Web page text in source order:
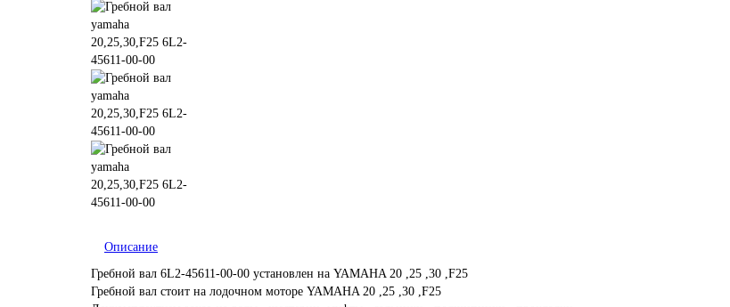
Описание
Гребной вал 6L2-45611-00-00 установлен на YAMAHA 20 ,25 ,30 ,F25
Гребной вал стоит на лодочном моторе YAMAHA 20 ,25 ,30 ,F25